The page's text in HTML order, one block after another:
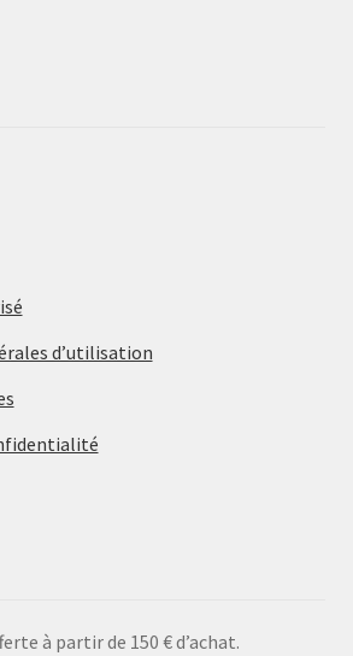
d’utilisation
à partir de 150 € d’achat.